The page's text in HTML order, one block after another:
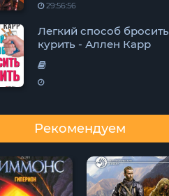
29:56:56
Легкий способ бросить
курить - Аллен Карр
Рекомендуем